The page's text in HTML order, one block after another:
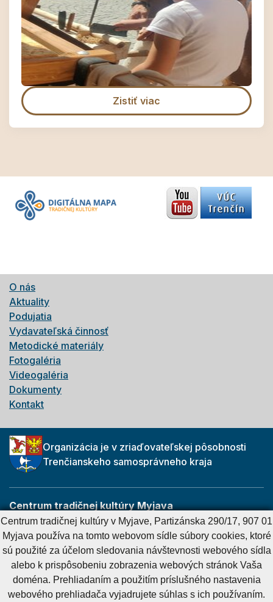
Zistiť viac
O nás
Aktuality
Podujatia
Vydavateľská činnosť
Metodické materiály
Fotogaléria
Videogaléria
Dokumenty
Kontakt
Organizácia je v zriaďovateľskej pôsobnosti
Trenčianskeho samosprávneho kraja
Centrum tradičnej kultúry Myjava
Partizánska 290/17
907 01 Myjava
Cookies nastavenieCookies - viac informáciíVyhlásenie o prístupnosti
Technický prevádzkovateľ
Správca obsahu
Centrum tradičnej kultúry v Myjave, Partizánska 290/17, 907 01
Myjava používa na tomto webovom sídle súbory cookies, ktoré
sú použité za účelom sledovania návštevnosti webového sídla
alebo k prispôsobeniu zobrazenia webových stránok Vaša
doména. Prehliadaním a použitím príslušného nastavenia
webového prehliadača vyjadrujete súhlas s ich používaním.